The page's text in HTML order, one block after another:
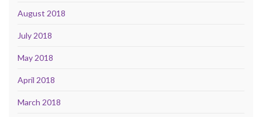
August 2018
July 2018
May 2018
April 2018
March 2018